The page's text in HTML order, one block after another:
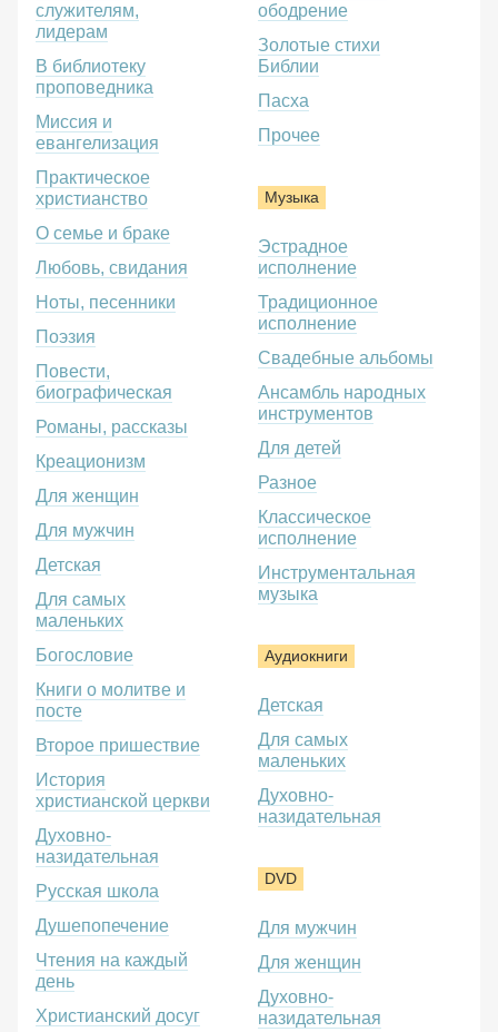
служителям,
лидерам
В библиотеку
проповедника
Миссия и
евангелизация
Практическое
христианство
О семье и браке
Любовь, свидания
Ноты, песенники
Поэзия
Повести,
биографическая
Романы, рассказы
Креационизм
Для женщин
Для мужчин
Детская
Для самых
маленьких
Богословие
Книги о молитве и
посте
Второе пришествие
История
христианской церкви
Духовно-
назидательная
Русская школа
Душепопечение
Чтения на каждый
день
Христианский досуг
ободрение
Золотые стихи
Библии
Пасха
Прочее
Музыка
Эстрадное
исполнение
Традиционное
исполнение
Свадебные альбомы
Ансамбль народных
инструментов
Для детей
Разное
Классическое
исполнение
Инструментальная
музыка
Аудиокниги
Детская
Для самых
маленьких
Духовно-
назидательная
DVD
Для мужчин
Для женщин
Духовно-
назидательная